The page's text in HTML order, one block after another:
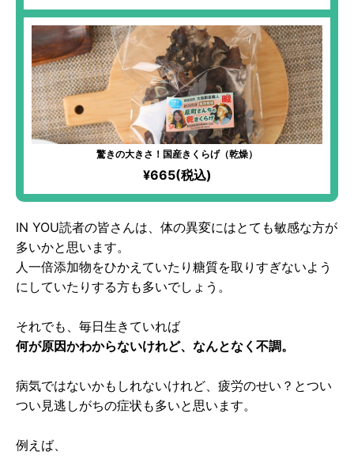
驚きの大きさ！国産きくらげ（乾燥）
¥665(税込)
IN YOU読者の皆さんは、体の異変にはとても敏感な方が
多いかと思います。
人一倍添加物をひかえていたり糖質を取りすぎないよう
にしていたりする方も多いでしょう。
それでも、毎日生きていれば
何が原因かわからないけれど、なんとなく不調。
病気ではないかもしれないけれど、疲労のせい？とつい
つい見逃しがちの症状も多いと思います。
例えば、